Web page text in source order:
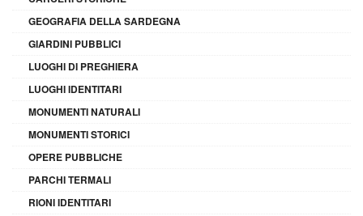
GEOGRAFIA DELLA SARDEGNA
GIARDINI PUBBLICI
LUOGHI DI PREGHIERA
LUOGHI IDENTITARI
MONUMENTI NATURALI
MONUMENTI STORICI
OPERE PUBBLICHE
PARCHI TERMALI
RIONI IDENTITARI